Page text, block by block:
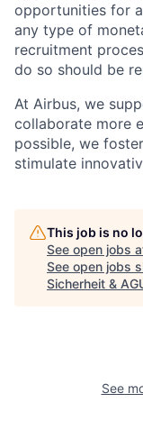
opportunities for
any type of
recruitment
do so should be
At Airbus, we
collaborate more
possible, we
stimulate
This job is no
See open jobs
See open jobs
Sicherheit &
See